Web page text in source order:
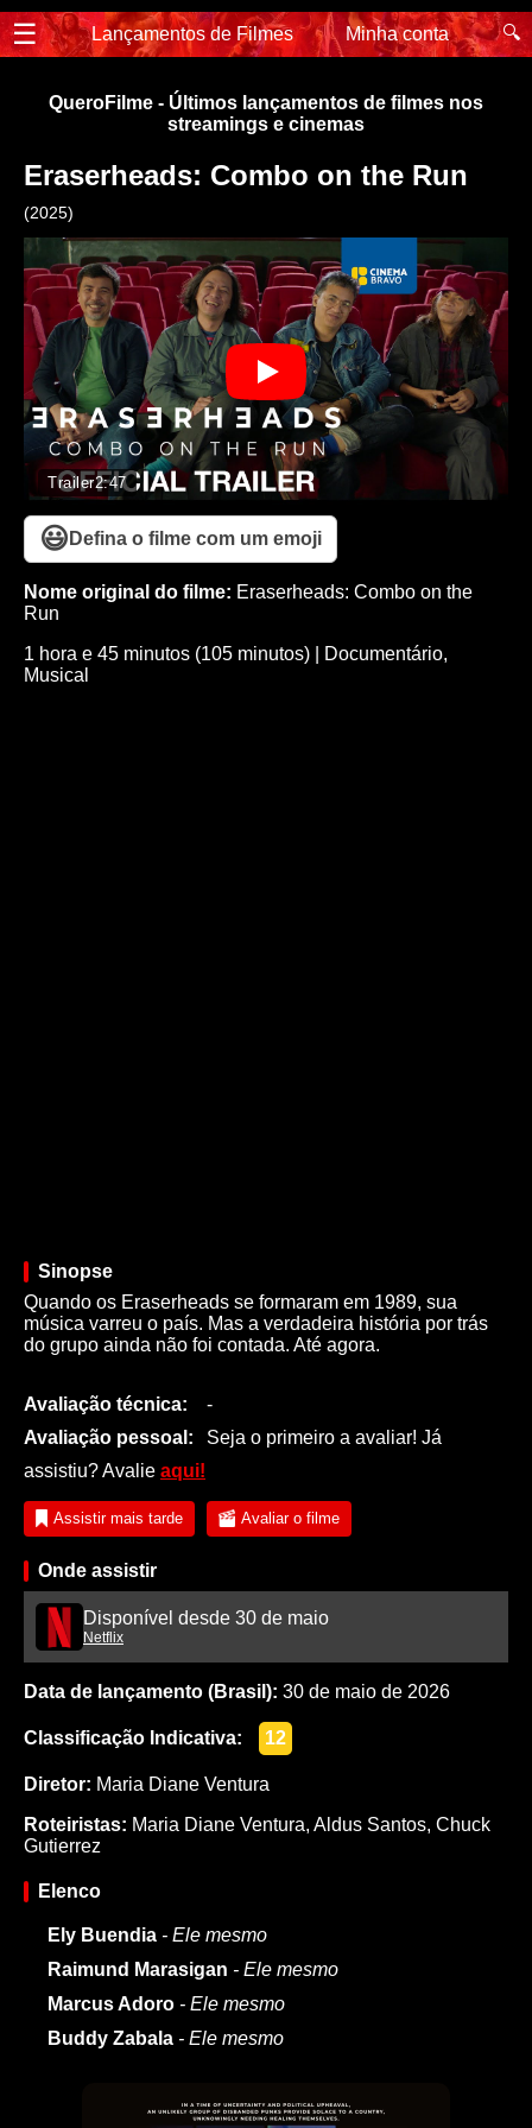
☰ Lançamentos de Filmes Minha conta 🔍
QueroFilme - Últimos lançamentos de filmes nos
streamings e cinemas
Eraserheads: Combo on the Run
(2025)
Trailer2:47
😃 Defina o filme com um emoji
Nome original do filme: Eraserheads: Combo on the
Run
1 hora e 45 minutos (105 minutos)
Documentário,
Musical
Sinopse
Quando os Eraserheads se formaram em 1989, sua
música varreu o país. Mas a verdadeira história por trás
do grupo ainda não foi contada. Até agora.
Avaliação técnica:
-
Avaliação pessoal:
Seja o primeiro a avaliar! Já
assistiu? Avalie aqui!
Assistir mais tarde Avaliar o filme
Onde assistir
Disponível desde 30 de maio
Netflix
Data de lançamento (Brasil): 30 de maio de 2026
Classificação Indicativa: 12
Diretor: Maria Diane Ventura
Roteiristas: Maria Diane Ventura, Aldus Santos, Chuck
Gutierrez
Elenco
Ely Buendia - Ele mesmo
Raimund Marasigan - Ele mesmo
Marcus Adoro - Ele mesmo
Buddy Zabala - Ele mesmo